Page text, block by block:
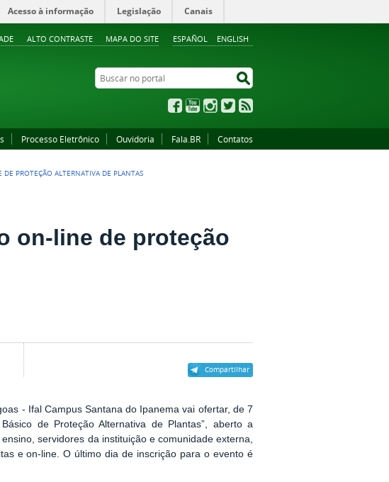
ESPAÑOL ENGLISH
ALTO CONTRASTE MAPA DO SITE
Acesso à informação Legislação Canais
Buscar no portal
FacebookYouTubeInstagram
Twitter
Processo Eletrônico Ouvidoria Fala.BR Contatos
PROTEÇÃO ALTERNATIVA DE PLANTAS
on-line de proteção
Compartilhar
- Ifal Campus Santana do Ipanema vai ofertar, de 7
de Proteção Alternativa de Plantas”, aberto a
servidores da instituição e comunidade externa,
e on-line. O último dia de inscrição para o evento é